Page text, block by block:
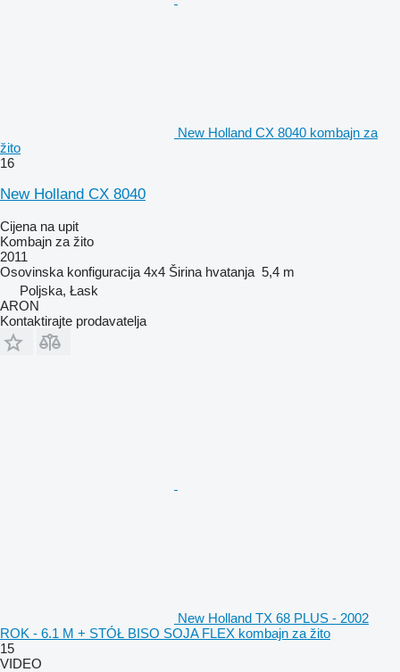
New Holland CX 8040 kombajn za
žito
16
New Holland CX 8040
Cijena na upit
Kombajn za žito
2011
Osovinska konfiguracija 4x4 Širina hvatanja 5,4 m
Poljska, Łask
ARON
Kontaktirajte prodavatelja
New Holland TX 68 PLUS - 2002
ROK - 6.1 M + STÓŁ BISO SOJA FLEX kombajn za žito
15
VIDEO